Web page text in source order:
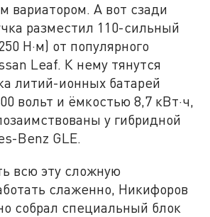
вариатором. А вот сзади
разместил 110-сильный
Н·м) от популярного
Leaf. К нему тянутся
литий-ионных батарей
вольт и ёмкостью 8,7 кВт·ч,
у гибридной
Benz GLE.
всю эту сложную
слаженно, Никифоров
собрал специальный блок